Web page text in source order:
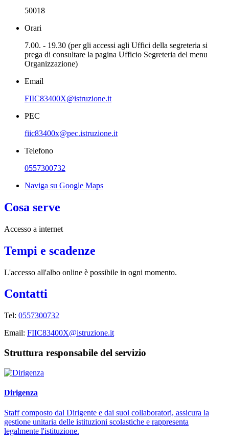
50018
Orari
7.00. - 19.30 (per gli accessi agli Uffici della segreteria si
prega di consultare la pagina Ufficio Segreteria del menu
Organizzazione)
Email
FIIC83400X@istruzione.it
PEC
fiic83400x@pec.istruzione.it
Telefono
0557300732
Naviga su Google Maps
Cosa serve
Accesso a internet
Tempi e scadenze
L'accesso all'albo online è possibile in ogni momento.
Contatti
Tel: 0557300732
Email: FIIC83400X@istruzione.it
Struttura responsabile del servizio
Dirigenza
Staff composto dal Dirigente e dai suoi collaboratori, assicura la
gestione unitaria delle istituzioni scolastiche e rappresenta
legalmente l'istituzione.